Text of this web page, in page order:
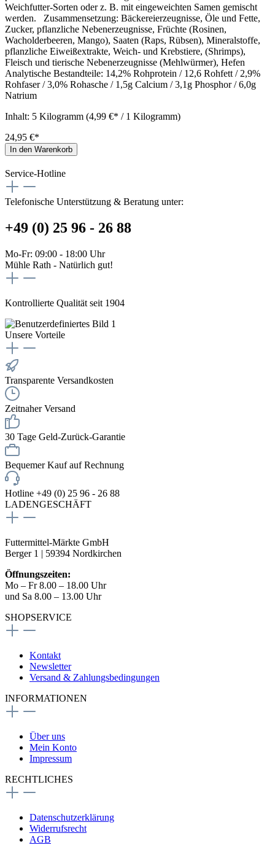
Weichfutter-Sorten oder z. B. mit eingeweichten Samen gemischt
werden. Zusammensetzung: Bäckereierzeugnisse, Öle und Fette,
Zucker, pflanzliche Nebenerzeugnisse, Früchte (Rosinen,
Wacholderbeeren, Mango), Saaten (Raps, Rübsen), Mineralstoffe,
pflanzliche Eiweißextrakte, Weich- und Krebstiere, (Shrimps),
Fleisch und tierische Nebenerzeugnisse (Mehlwürmer), Hefen
Analytische Bestandteile: 14,2% Rohprotein / 12,6 Rohfett / 2,9%
Rohfaser / 3,0% Rohasche / 1,5g Calcium / 3,1g Phosphor / 6,0g
Natrium
Inhalt: 5 Kilogramm (4,99 €* / 1 Kilogramm)
24,95 €*
In den Warenkorb
Service-Hotline
Telefonische Unterstützung & Beratung unter:
+49 (0) 25 96 - 26 88
Mo-Fr: 09:00 - 18:00 Uhr
Mühle Rath - Natürlich gut!
Kontrollierte Qualität seit 1904
Unsere Vorteile
Transparente Versandkosten
Zeitnaher Versand
30 Tage Geld-Zurück-Garantie
Bequemer Kauf auf Rechnung
Hotline +49 (0) 25 96 - 26 88
LADENGESCHÄFT
Futtermittel-Märkte GmbH
Berger 1 | 59394 Nordkirchen
Öffnungszeiten:
Mo – Fr 8.00 – 18.00 Uhr
und Sa 8.00 – 13.00 Uhr
SHOPSERVICE
Kontakt
Newsletter
Versand & Zahlungsbedingungen
INFORMATIONEN
Über uns
Mein Konto
Impressum
RECHTLICHES
Datenschutzerklärung
Widerrufsrecht
AGB